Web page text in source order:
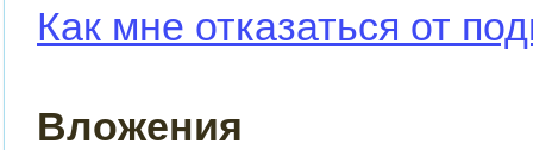
Как мне отказаться от
Вложения